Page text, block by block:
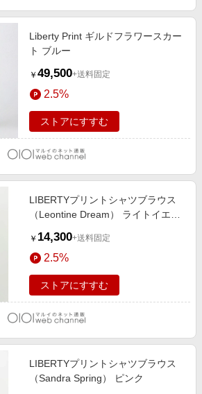
Liberty Print ギルドフラワースカー
ト ブルー
￥ 49,500+送料固定
2.5%
ストアにすすむ
LIBERTYプリントシャツブラウス
（Leontine Dream） ライトイエロ
￥ 14,300+送料固定
2.5%
ストアにすすむ
LIBERTYプリントシャツブラウス
（Sandra Spring） ピンク